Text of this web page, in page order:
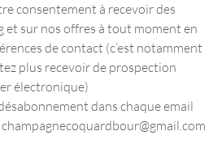
consentement à recevoir des
sur nos offres à tout moment en
de contact (c’est notamment
plus recevoir de prospection
électronique)
dans chaque email